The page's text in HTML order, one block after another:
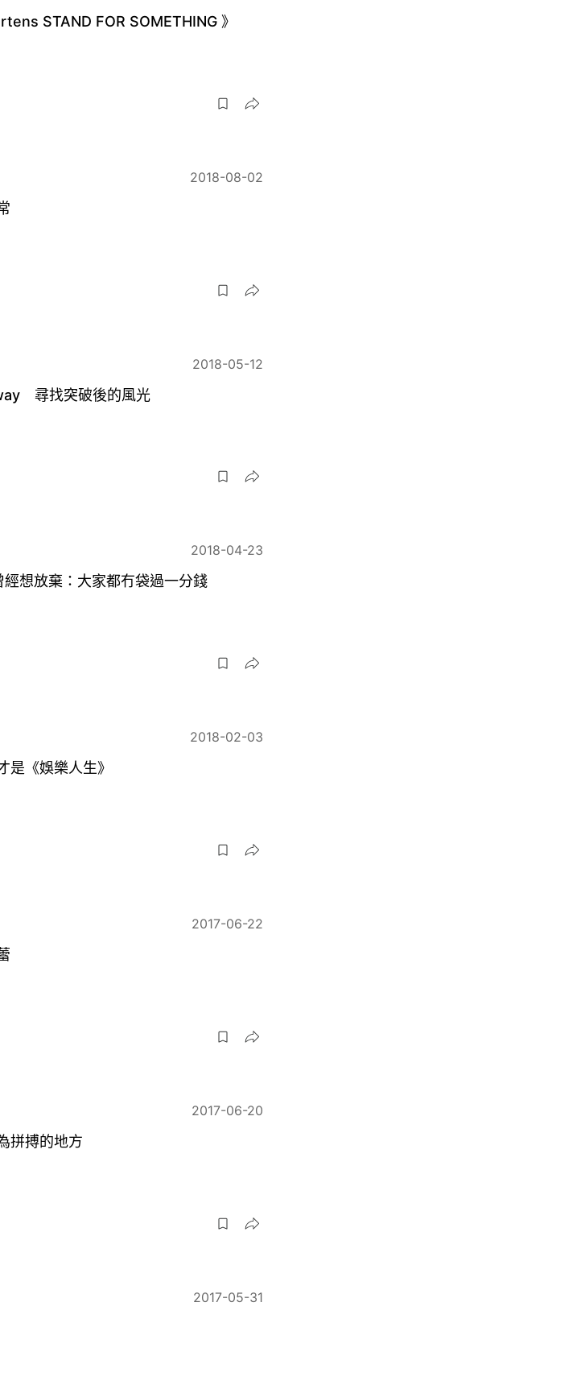
STAND FOR SOMETHING 》
2018-08-02
2018-05-12
尋找突破後的風光
2018-04-23
想放棄：大家都冇袋過一分錢
2018-02-03
是《娛樂人生》
2017-06-22
2017-06-20
拼搏的地方
2017-05-31